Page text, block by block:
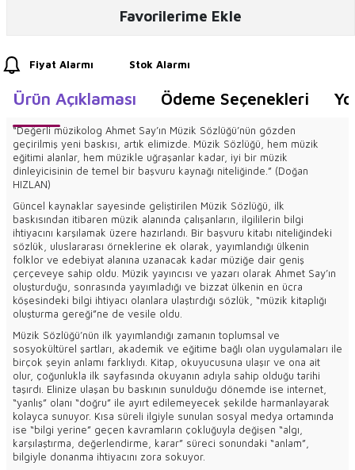
Favorilerime Ekle
Fiyat Alarmı Stok Alarmı
Ürün Açıklaması Ödeme Seçenekleri
“Değerli müzikolog Ahmet Say’ın Müzik Sözlüğü’nün gözden
geçirilmiş yeni baskısı, artık elimizde. Müzik Sözlüğü, hem müzik
eğitimi alanlar, hem müzikle uğraşanlar kadar, iyi bir müzik
dinleyicisinin de temel bir başvuru kaynağı niteliğinde.” (Doğan
HIZLAN)
Güncel kaynaklar sayesinde geliştirilen Müzik Sözlüğü, ilk
baskısından itibaren müzik alanında çalışanların, ilgililerin bilgi
ihtiyacını karşılamak üzere hazırlandı. Bir başvuru kitabı niteliğindeki
sözlük, uluslararası örneklerine ek olarak, yayımlandığı ülkenin
folklor ve edebiyat alanına uzanacak kadar müziğe dair geniş
çerçeveye sahip oldu. Müzik yayıncısı ve yazarı olarak Ahmet Say’ın
oluşturduğu, sonrasında yayımladığı ve bizzat ülkenin en ücra
köşesindeki bilgi ihtiyacı olanlara ulaştırdığı sözlük, “müzik kitaplığı
oluşturma gereği”ne de vesile oldu.
Müzik Sözlüğü’nün ilk yayımlandığı zamanın toplumsal ve
sosyokültürel şartları, akademik ve eğitime bağlı olan uygulamaları ile
birçok şeyin anlamı farklıydı. Kitap, okuyucusuna ulaşır ve ona ait
olur, çoğunlukla ilk sayfasında okuyanın adıyla sahip olduğu tarihi
taşırdı. Elinize ulaşan bu baskının sunulduğu dönemde ise internet,
“yanlış” olanı “doğru” ile ayırt edilemeyecek şekilde harmanlayarak
kolayca sunuyor. Kısa süreli ilgiyle sunulan sosyal medya ortamında
ise “bilgi yerine” geçen kavramların çokluğuyla değişen “algı,
karşılaştırma, değerlendirme, karar” süreci sonundaki “anlam”,
bilgiyle donanma ihtiyacını zora sokuyor.